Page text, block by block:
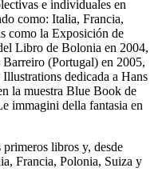
e individuales en
como: Italia, Francia,
como la Exposición de
Libro de Bolonia en 2004,
(Portugal) en 2005,
dedicada a Hans
la muestra Blue Book de
immagini della fantasia en
libros y, desde
Francia, Polonia, Suiza y